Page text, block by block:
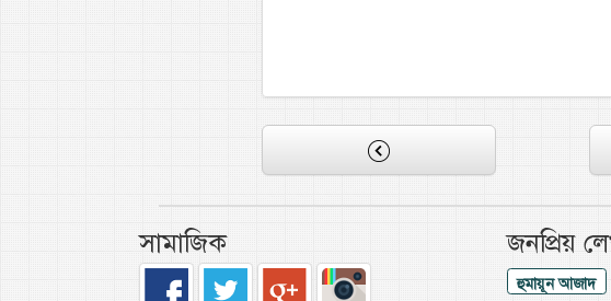
সামাজিক জনপ্রিয়
হুমায়ূন আজাদ